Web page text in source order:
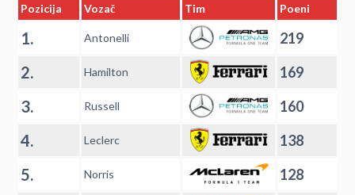
Pozicija Vozač Tim Poeni
1. Antonelli 219
2. Hamilton 169
3. Russell 160
4. Leclerc 138
5. Norris 128